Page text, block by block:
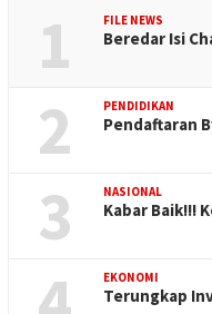
1 FILE NEWS
Beredar Isi
2 PENDIDIKAN
Pendaftaran
3 NASIONAL
Kabar Baik!!!
EKONOMI
Terungkap